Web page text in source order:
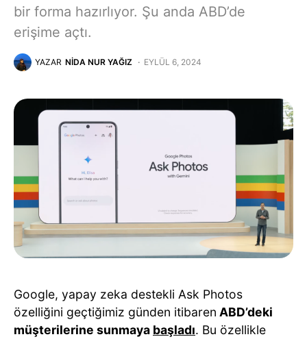
bir forma hazırlıyor. Şu anda ABD’de
erişime açtı.
YAZAR NIDA NUR YAĞIZ EYLÜL 6, 2024
Google, yapay zeka destekli Ask Photos
özelliğini geçtiğimiz günden itibaren ABD’deki
müşterilerine sunmaya başladı. Bu özellikle